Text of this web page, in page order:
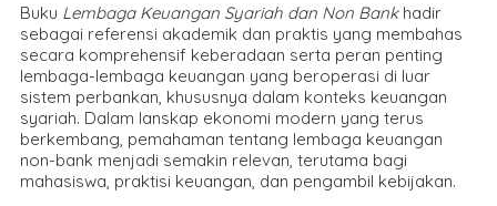
Buku Lembaga Keuangan Syariah dan Non Bankhadir
sebagai referensi akademik dan praktis yang membahas
secara komprehensif keberadaan serta peran penting
lembaga-lembaga keuangan yang beroperasi di luar
sistem perbankan, khususnya dalam konteks keuangan
syariah. Dalam lanskap ekonomi modern yang terus
berkembang, pemahaman tentang lembaga keuangan
non-bank menjadi semakin relevan, terutama bagi
mahasiswa, praktisi keuangan, dan pengambil kebijakan.